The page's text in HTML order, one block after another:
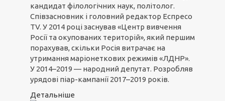
кандидат філологічних наук, політолог.
Співзасновник і головний редактор Еспресо
TV. У 2014 році заснував «Центр вивчення
Росії та окупованих територій», який першим
порахував, скільки Росія витрачає на
утримання маріонеткових режимів «ЛДНР».
У 2014–2019 — народний депутат. Розробляв
урядові піар-кампанії 2017–2019 років.
Детальніше